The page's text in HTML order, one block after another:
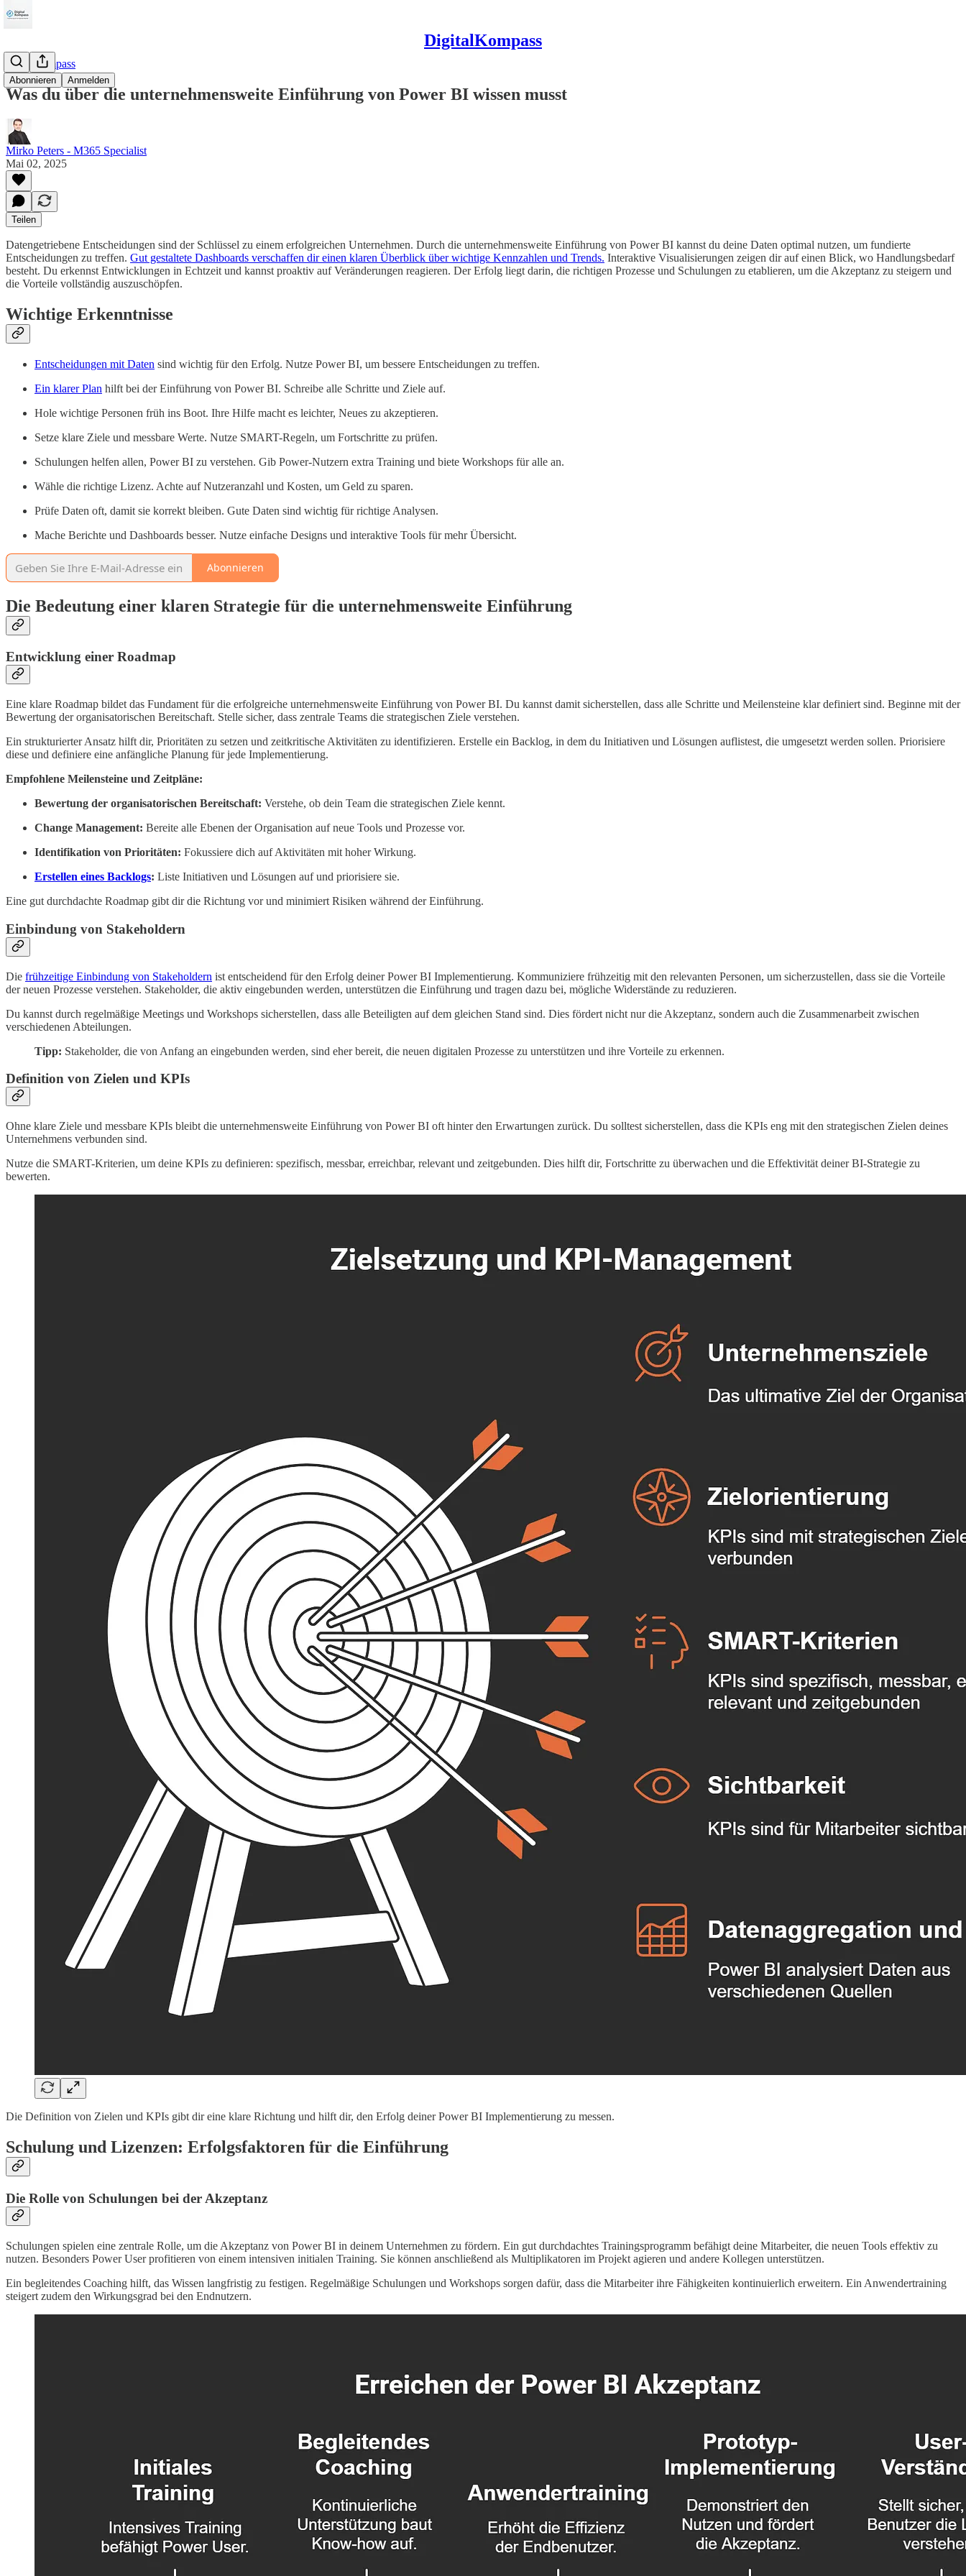
DigitalKompass
Abonnieren Anmelden
M365Kompass
Was du über die unternehmensweite Einführung von Power BI wissen musst
Mirko Peters - M365 Specialist
Mai 02, 2025
Teilen
Datengetriebene Entscheidungen sind der Schlüssel zu einem erfolgreichen Unternehmen. Durch die unternehmensweite Einführung von Power BI kannst du deine Daten optimal nutzen, um fundierte
Entscheidungen zu treffen. Gut gestaltete Dashboards verschaffen dir einen klaren Überblick über wichtige Kennzahlen und Trends. Interaktive Visualisierungen zeigen dir auf einen Blick, wo Handlungsbedarf
besteht. Du erkennst Entwicklungen in Echtzeit und kannst proaktiv auf Veränderungen reagieren. Der Erfolg liegt darin, die richtigen Prozesse und Schulungen zu etablieren, um die Akzeptanz zu steigern und
die Vorteile vollständig auszuschöpfen.
Wichtige Erkenntnisse
Entscheidungen mit Daten sind wichtig für den Erfolg. Nutze Power BI, um bessere Entscheidungen zu treffen.
Ein klarer Plan hilft bei der Einführung von Power BI. Schreibe alle Schritte und Ziele auf.
Hole wichtige Personen früh ins Boot. Ihre Hilfe macht es leichter, Neues zu akzeptieren.
Setze klare Ziele und messbare Werte. Nutze SMART-Regeln, um Fortschritte zu prüfen.
Schulungen helfen allen, Power BI zu verstehen. Gib Power-Nutzern extra Training und biete Workshops für alle an.
Wähle die richtige Lizenz. Achte auf Nutzeranzahl und Kosten, um Geld zu sparen.
Prüfe Daten oft, damit sie korrekt bleiben. Gute Daten sind wichtig für richtige Analysen.
Mache Berichte und Dashboards besser. Nutze einfache Designs und interaktive Tools für mehr Übersicht.
Abonnieren
Die Bedeutung einer klaren Strategie für die unternehmensweite Einführung
Entwicklung einer Roadmap
Eine klare Roadmap bildet das Fundament für die erfolgreiche unternehmensweite Einführung von Power BI. Du kannst damit sicherstellen, dass alle Schritte und Meilensteine klar definiert sind. Beginne mit der
Bewertung der organisatorischen Bereitschaft. Stelle sicher, dass zentrale Teams die strategischen Ziele verstehen.
Ein strukturierter Ansatz hilft dir, Prioritäten zu setzen und zeitkritische Aktivitäten zu identifizieren. Erstelle ein Backlog, in dem du Initiativen und Lösungen auflistest, die umgesetzt werden sollen. Priorisiere
diese und definiere eine anfängliche Planung für jede Implementierung.
Empfohlene Meilensteine und Zeitpläne:
Bewertung der organisatorischen Bereitschaft: Verstehe, ob dein Team die strategischen Ziele kennt.
Change Management: Bereite alle Ebenen der Organisation auf neue Tools und Prozesse vor.
Identifikation von Prioritäten: Fokussiere dich auf Aktivitäten mit hoher Wirkung.
Erstellen eines Backlogs: Liste Initiativen und Lösungen auf und priorisiere sie.
Eine gut durchdachte Roadmap gibt dir die Richtung vor und minimiert Risiken während der Einführung.
Einbindung von Stakeholdern
Die frühzeitige Einbindung von Stakeholdern ist entscheidend für den Erfolg deiner Power BI Implementierung. Kommuniziere frühzeitig mit den relevanten Personen, um sicherzustellen, dass sie die Vorteile
der neuen Prozesse verstehen. Stakeholder, die aktiv eingebunden werden, unterstützen die Einführung und tragen dazu bei, mögliche Widerstände zu reduzieren.
Du kannst durch regelmäßige Meetings und Workshops sicherstellen, dass alle Beteiligten auf dem gleichen Stand sind. Dies fördert nicht nur die Akzeptanz, sondern auch die Zusammenarbeit zwischen
verschiedenen Abteilungen.
Tipp: Stakeholder, die von Anfang an eingebunden werden, sind eher bereit, die neuen digitalen Prozesse zu unterstützen und ihre Vorteile zu erkennen.
Definition von Zielen und KPIs
Ohne klare Ziele und messbare KPIs bleibt die unternehmensweite Einführung von Power BI oft hinter den Erwartungen zurück. Du solltest sicherstellen, dass die KPIs eng mit den strategischen Zielen deines
Unternehmens verbunden sind.
Nutze die SMART-Kriterien, um deine KPIs zu definieren: spezifisch, messbar, erreichbar, relevant und zeitgebunden. Dies hilft dir, Fortschritte zu überwachen und die Effektivität deiner BI-Strategie zu
bewerten.
Die Definition von Zielen und KPIs gibt dir eine klare Richtung und hilft dir, den Erfolg deiner Power BI Implementierung zu messen.
Schulung und Lizenzen: Erfolgsfaktoren für die Einführung
Die Rolle von Schulungen bei der Akzeptanz
Schulungen spielen eine zentrale Rolle, um die Akzeptanz von Power BI in deinem Unternehmen zu fördern. Ein gut durchdachtes Trainingsprogramm befähigt deine Mitarbeiter, die neuen Tools effektiv zu
nutzen. Besonders Power User profitieren von einem intensiven initialen Training. Sie können anschließend als Multiplikatoren im Projekt agieren und andere Kollegen unterstützen.
Ein begleitendes Coaching hilft, das Wissen langfristig zu festigen. Regelmäßige Schulungen und Workshops sorgen dafür, dass die Mitarbeiter ihre Fähigkeiten kontinuierlich erweitern. Ein Anwendertraining
steigert zudem den Wirkungsgrad bei den Endnutzern.